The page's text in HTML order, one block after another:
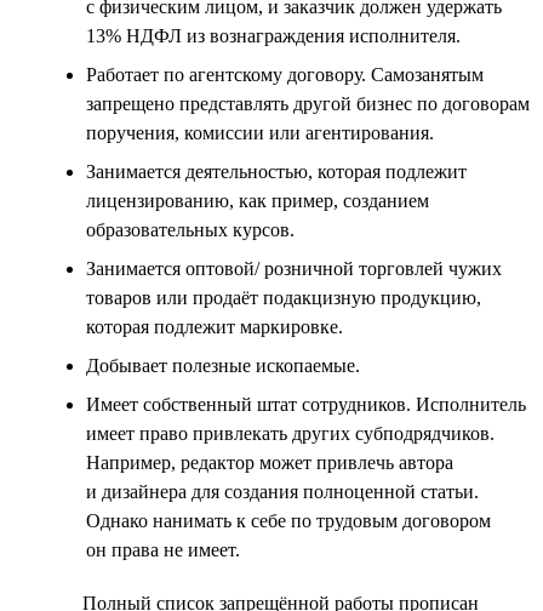
с физическим лицом, и заказчик должен удержать
13% НДФЛ из вознаграждения исполнителя.
Работает по агентскому договору. Самозанятым
запрещено представлять другой бизнес по договорам
поручения, комиссии или агентирования.
Занимается деятельностью, которая подлежит
лицензированию, как пример, созданием
образовательных курсов.
Занимается оптовой/ розничной торговлей чужих
товаров или продаёт подакцизную продукцию,
которая подлежит маркировке.
Добывает полезные ископаемые.
Имеет собственный штат сотрудников. Исполнитель
имеет право привлекать других субподрядчиков.
Например, редактор может привлечь автора
и дизайнера для создания полноценной статьи.
Однако нанимать к себе по трудовым договором
он права не имеет.
Полный список запрещённой работы прописан